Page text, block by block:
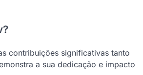
contribuições significativas tanto
a sua dedicação e impacto